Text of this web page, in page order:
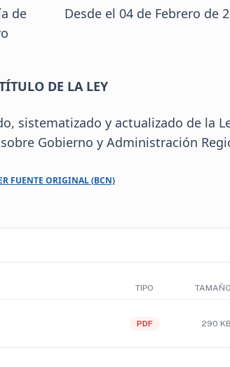
de
Desde el 04 de Febrero de
DE LA LEY
sistematizado y actualizado de la
Gobierno y Administración
FUENTE ORIGINAL (BCN)
TIPO TAMAÑO
PDF 290 KB